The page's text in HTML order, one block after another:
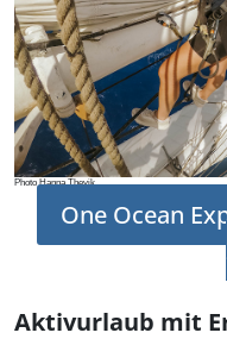
Photo Hanna Thevik
One Ocean
Aktivurlaub mit